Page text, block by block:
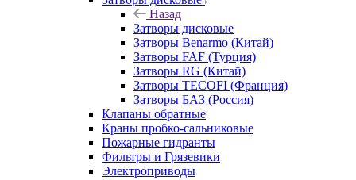
Назад
Затворы дисковые
Затворы Benarmo (Китай)
Затворы FAF (Турция)
Затворы RG (Китай)
Затворы TECOFI (Франция)
Затворы БАЗ (Россия)
Клапаны обратные
Краны пробко-сальниковые
Пожарные гидранты
Фильтры и Грязевики
Электроприводы